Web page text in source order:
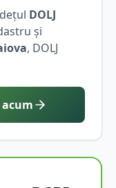
DOLJ
și
, DOLJ